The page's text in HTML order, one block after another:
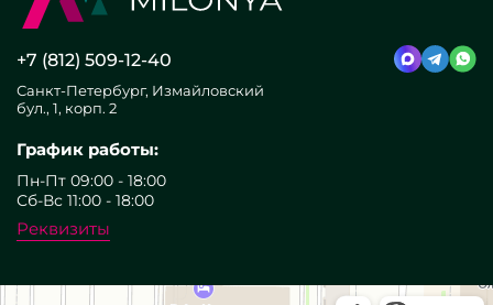
+7 (812) 509-12-40
Санкт-Петербург, Измайловский
бул., 1, корп. 2
График работы:
Пн-Пт 09:00 - 18:00
Сб-Вс 11:00 - 18:00
Реквизиты